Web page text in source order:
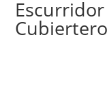
Cubiertero